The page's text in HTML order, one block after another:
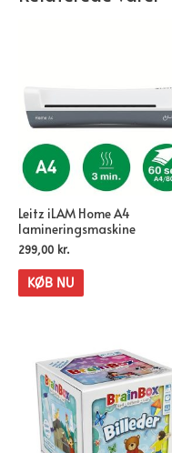
Leitz iLAM Home A4
lamineringsmaskine
299,00 kr.
KØB NU